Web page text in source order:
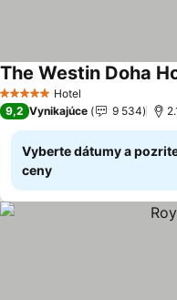
5 Počet hviezdičiek
Hotel
The Westin Doha
9,2 Vynikajúce 9 534
Vyberte dátumy a
ceny